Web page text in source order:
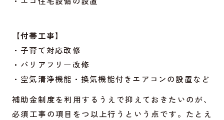
【付帯工事】
・子育て対応改修
・バリアフリー改修
・空気清浄機能・換気機能付きエアコンの設置など
補助金制度を利用するうえで抑えておきたいのが、
必須工事の項目をつ以上行うという点です。たとえ